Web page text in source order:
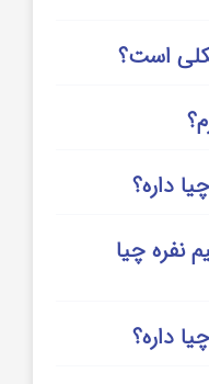
است؟
داره؟
نفره چیا
داره؟